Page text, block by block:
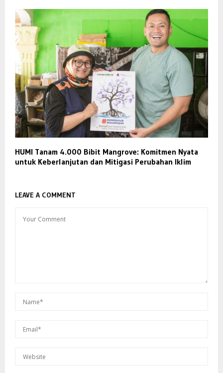
HUMI Tanam 4.000 Bibit Mangrove: Komitmen Nyata
untuk Keberlanjutan dan Mitigasi Perubahan Iklim
LEAVE A COMMENT